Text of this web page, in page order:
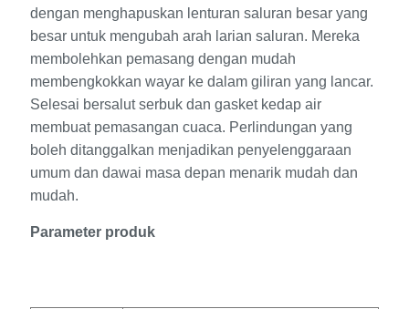
dengan menghapuskan lenturan saluran besar yang
besar untuk mengubah arah larian saluran. Mereka
membolehkan pemasang dengan mudah
membengkokkan wayar ke dalam giliran yang lancar.
Selesai bersalut serbuk dan gasket kedap air
membuat pemasangan cuaca. Perlindungan yang
boleh ditanggalkan menjadikan penyelenggaraan
umum dan dawai masa depan menarik mudah dan
mudah.
Parameter produk